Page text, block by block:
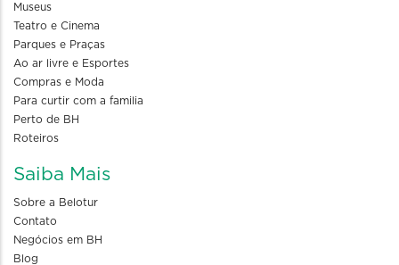
Museus
Teatro e Cinema
Parques e Praças
Ao ar livre e Esportes
Compras e Moda
Para curtir com a familia
Perto de BH
Roteiros
Saiba Mais
Sobre a Belotur
Contato
Negócios em BH
Blog